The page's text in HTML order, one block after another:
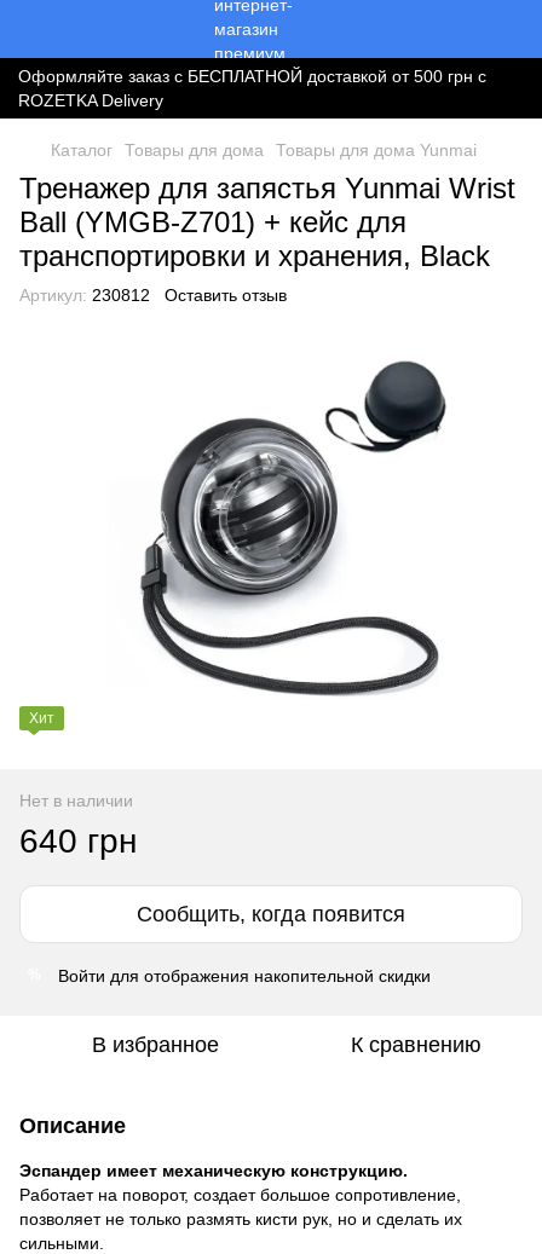
Оформляйте заказ с БЕСПЛАТНОЙ доставкой от 500 грн с
ROZETKA Delivery
Каталог Товары для дома Товары для дома Yunmai
Тренажер для запястья Yunmai Wrist
Ball (YMGB-Z701) + кейс для
транспортировки и хранения, Black
Артикул: 230812 Оставить отзыв
Хит
Нет в наличии
640 грн
Сообщить, когда появится
Войти для отображения накопительной скидки
В избранное К сравнению
Описание
Эспандер имеет механическую конструкцию.
Работает на поворот, создает большое сопротивление,
позволяет не только размять кисти рук, но и сделать их
сильными.